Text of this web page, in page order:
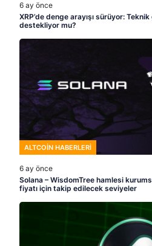
6 ay önce
XRP’de denge arayışı sürüyor:
destekliyor mu?
ALTCOIN HABERLERI
6 ay önce
Solana – WisdomTree hamlesi
fiyatı için takip edilecek seviyeler